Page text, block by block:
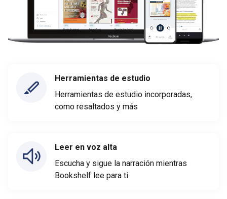
Herramientas de estudio
Herramientas de estudio incorporadas,
como resaltados y más
Leer en voz alta
Escucha y sigue la narración mientras
Bookshelf lee para ti